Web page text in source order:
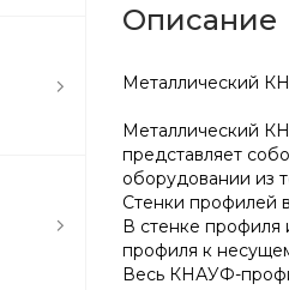
Описание
Металлический
Металлический
представляет
оборудовании из
Стенки профилей
В стенке профиля
профиля к
Весь КНАУФ-